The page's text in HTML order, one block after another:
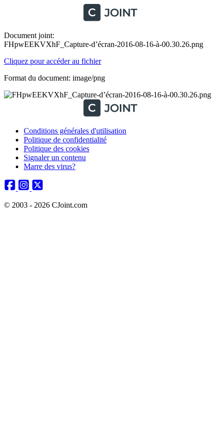
Document joint:
FHpwEEKVXhF_Capture-d’écran-2016-08-16-à-00.30.26.png
Cliquez pour accéder au fichier
Format du document: image/png
Conditions générales d'utilisation
Politique de confidentialité
Politique des cookies
Signaler un contenu
Marre des virus?
© 2003 - 2026 CJoint.com